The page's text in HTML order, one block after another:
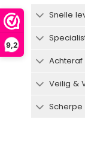
9,2
Snelle
Veilig &